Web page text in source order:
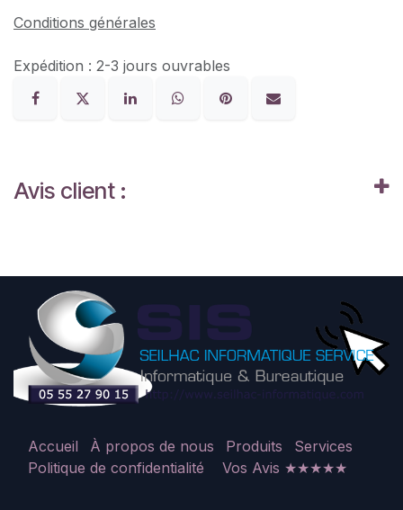
Conditions générales
Expédition : 2-3 jours ouvrables
Avis client :
Accueil À propos de nous Produits
Services
Politique de confidentialité
Vos Avis ★★★★★